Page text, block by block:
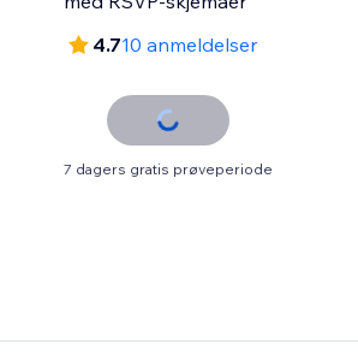
4.710 anmeldelser
7 dagers gratis prøveperiode